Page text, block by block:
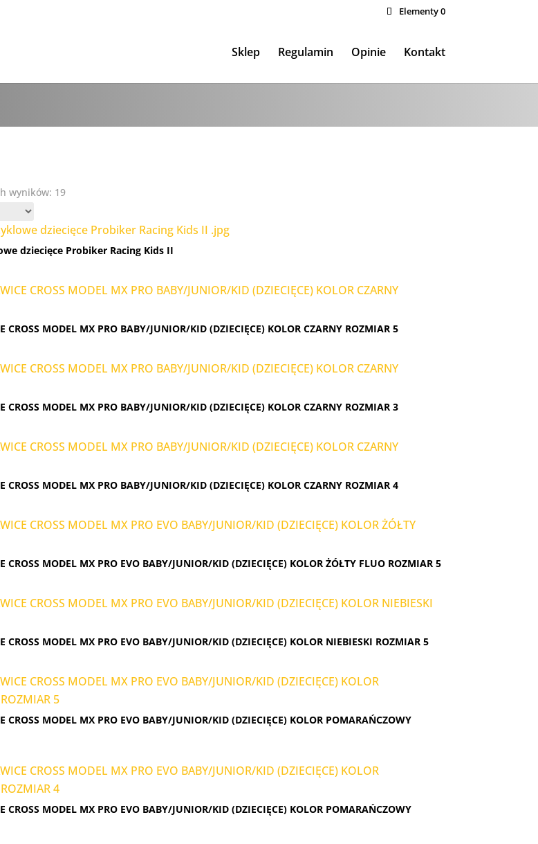
Elementy 0
Sklep Regulamin Opinie Kontakt
wyników: 19
dziecięce Probiker Racing Kids II
CROSS MODEL MX PRO BABY/JUNIOR/KID (DZIECIĘCE) KOLOR CZARNY ROZMIAR 5
CROSS MODEL MX PRO BABY/JUNIOR/KID (DZIECIĘCE) KOLOR CZARNY ROZMIAR 3
CROSS MODEL MX PRO BABY/JUNIOR/KID (DZIECIĘCE) KOLOR CZARNY ROZMIAR 4
CROSS MODEL MX PRO EVO BABY/JUNIOR/KID (DZIECIĘCE) KOLOR ŻÓŁTY FLUO ROZMIAR 5
CROSS MODEL MX PRO EVO BABY/JUNIOR/KID (DZIECIĘCE) KOLOR NIEBIESKI ROZMIAR 5
CROSS MODEL MX PRO EVO BABY/JUNIOR/KID (DZIECIĘCE) KOLOR POMARAŃCZOWY
CROSS MODEL MX PRO EVO BABY/JUNIOR/KID (DZIECIĘCE) KOLOR POMARAŃCZOWY